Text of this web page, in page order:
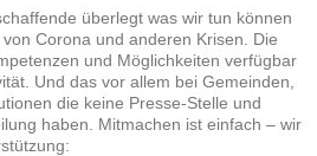
überlegt was wir tun können
Corona und anderen Krisen. Die
und Möglichkeiten verfügbar
Und das vor allem bei Gemeinden,
die keine Presse-Stelle und
haben. Mitmachen ist einfach – wir